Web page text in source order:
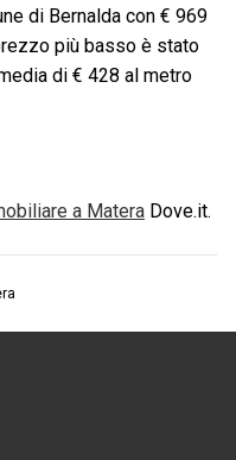
di Bernalda con € 969
più basso è stato
di € 428 al metro
a Matera Dove.it.